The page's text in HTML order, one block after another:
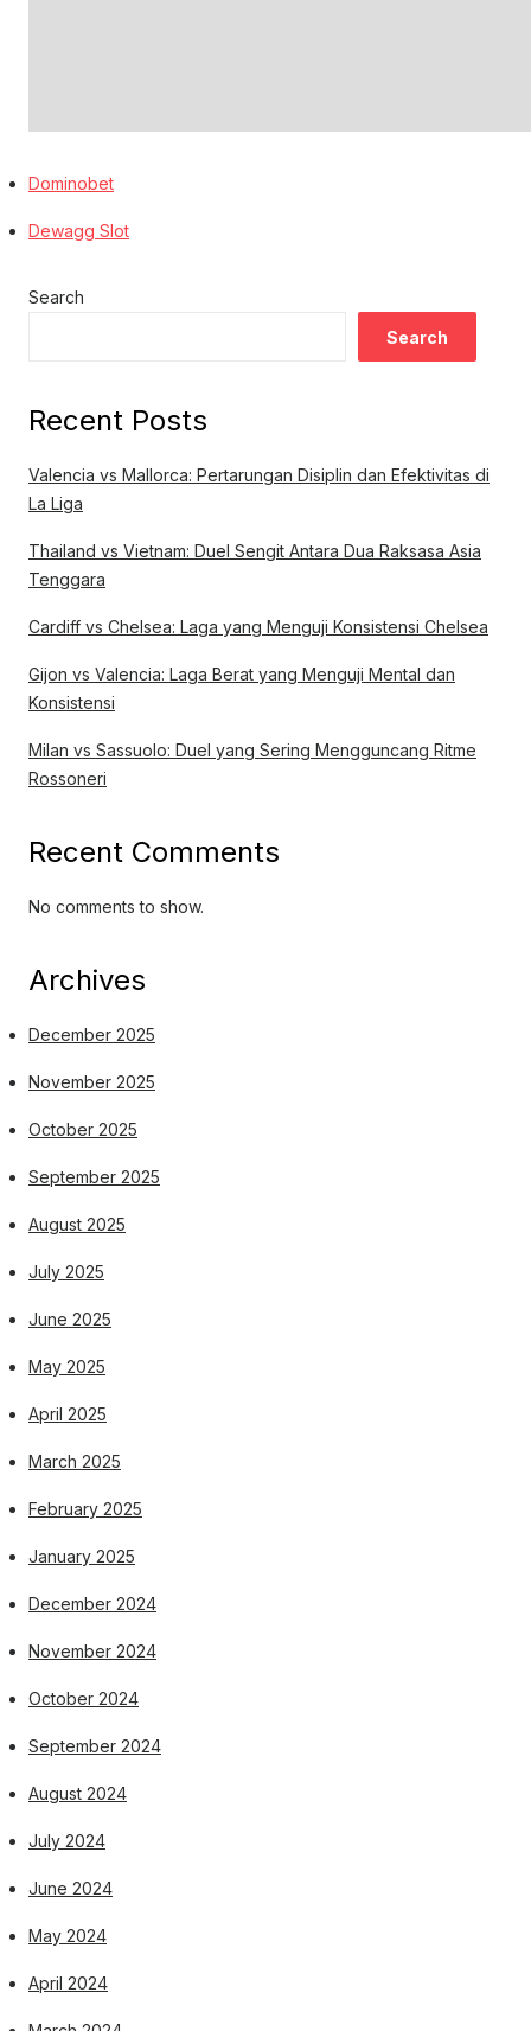
Dominobet
Dewagg Slot
Search
Search
Recent Posts
Valencia vs Mallorca: Pertarungan Disiplin dan Efektivitas di
La Liga
Thailand vs Vietnam: Duel Sengit Antara Dua Raksasa Asia
Tenggara
Cardiff vs Chelsea: Laga yang Menguji Konsistensi Chelsea
Gijon vs Valencia: Laga Berat yang Menguji Mental dan
Konsistensi
Milan vs Sassuolo: Duel yang Sering Mengguncang Ritme
Rossoneri
Recent Comments
No comments to show.
Archives
December 2025
November 2025
October 2025
September 2025
August 2025
July 2025
June 2025
May 2025
April 2025
March 2025
February 2025
January 2025
December 2024
November 2024
October 2024
September 2024
August 2024
July 2024
June 2024
May 2024
April 2024